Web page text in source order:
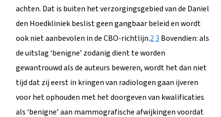
achten. Dat is buiten het verzorgingsgebied van de Daniel
den Hoedkliniek beslist geen gangbaar beleid en wordt
ook niet aanbevolen in de CBO-richtlijn.23 Bovendien: als
de uitslag ‘benigne’ zodanig dient te worden
gewantrouwd als de auteurs beweren, wordt het dan niet
tijd dat zij eerst in kringen van radiologen gaan ijveren
voor het ophouden met het doorgeven van kwalificaties
als ‘benigne’ aan mammografische afwijkingen voordat